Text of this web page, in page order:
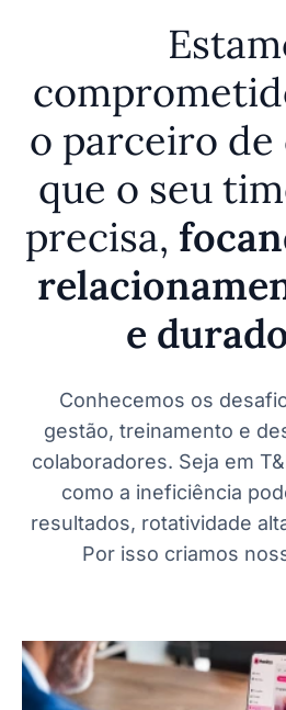
o parceiro
que o seu
precisa,
e
Conhecemos os
gestão, treinamento e
colaboradores. Seja em
como a ineficiência
resultados, rotatividade
Por isso criamos